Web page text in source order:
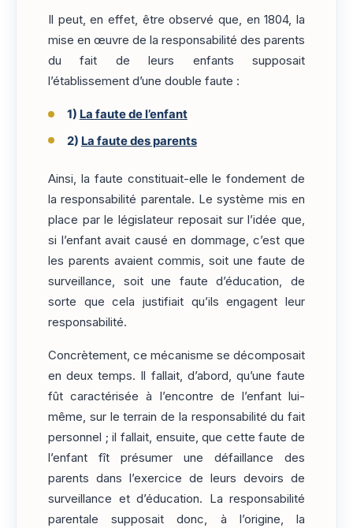
Il peut, en effet, être observé que, en 1804, la
mise en œuvre de la responsabilité des parents
du fait de leurs enfants supposait
l’établissement d’une double faute :
1) La faute de l’enfant
2) La faute des parents
Ainsi, la faute constituait-elle le fondement de
la responsabilité parentale. Le système mis en
place par le législateur reposait sur l’idée que,
si l’enfant avait causé en dommage, c’est que
les parents avaient commis, soit une faute de
surveillance, soit une faute d’éducation, de
sorte que cela justifiait qu’ils engagent leur
responsabilité.
Concrètement, ce mécanisme se décomposait
en deux temps. Il fallait, d’abord, qu’une faute
fût caractérisée à l’encontre de l’enfant lui-
même, sur le terrain de la responsabilité du fait
personnel ; il fallait, ensuite, que cette faute de
l’enfant fît présumer une défaillance des
parents dans l’exercice de leurs devoirs de
surveillance et d’éducation. La responsabilité
parentale supposait donc, à l’origine, la